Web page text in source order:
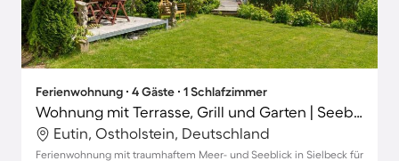
Ferienwohnung ∙ 4 Gäste ∙ 1 Schlafzimmer
Wohnung mit Terrasse, Grill und Garten | Seeblick
Eutin, Ostholstein, Deutschland
Ferienwohnung mit traumhaftem Meer- und Seeblick in Sielbeck für